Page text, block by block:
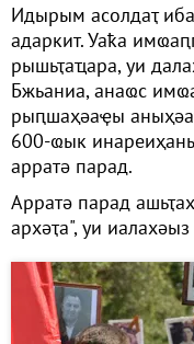
Идырым асолдаҭ
адаркит. Уаҟа
рышьҭаҵара, уи
Бжьаниа, анаҩс
рыԥшаҳәаҿы
600-ҩык
арратә парад.
Арратә парад
архәҭа", уи